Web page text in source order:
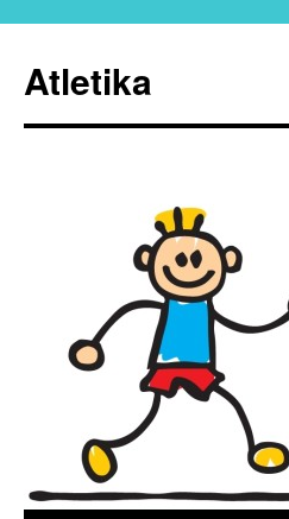
Atletika